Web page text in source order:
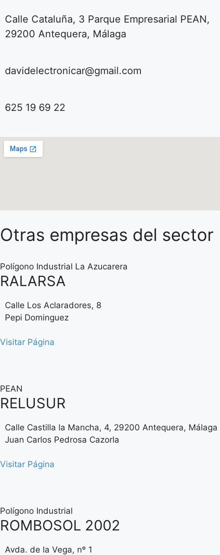
Calle Cataluña, 3 Parque Empresarial PEAN,
29200 Antequera, Málaga
davidelectronicar@gmail.com
625 19 69 22
Otras empresas del sector
Polígono Industrial La Azucarera
RALARSA
Calle Los Aclaradores, 8
Pepi Dominguez
Visitar Página
PEAN
RELUSUR
Calle Castilla la Mancha, 4, 29200 Antequera, Málaga
Juan Carlos Pedrosa Cazorla
Visitar Página
Polígono Industrial
ROMBOSOL 2002
Avda. de la Vega, nº 1